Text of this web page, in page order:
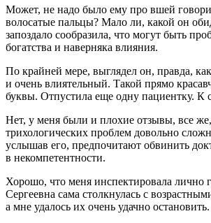
Может, не надо было ему про вшей
волосатые пальцы? Мало ли, какой он
запоздало сообразила, что могут быть
богатства и наверняка влияния.
По крайней мере, выглядел он, правда,
и очень влиятельный. Такой прямо
буквы. Отпустила еще одну пациентку. К
Нет, у меня были и плохие отзывы, все
трихологических проблем довольно
услышав его, предпочитают обвинить
в некомпетентности.
Хорошо, что меня инспектировала лично
Сергеевна сама столкнулась с
а мне удалось их очень удачно остановить.